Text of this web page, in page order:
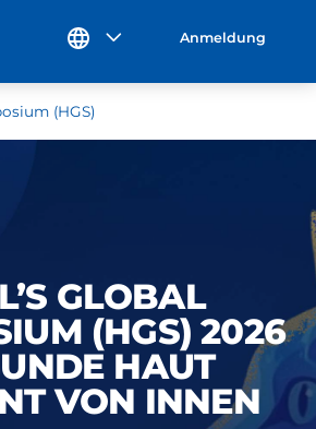
Anmeldung
(HGS)
GLOBAL
(HGS) 2026
HAUT
VON INNEN